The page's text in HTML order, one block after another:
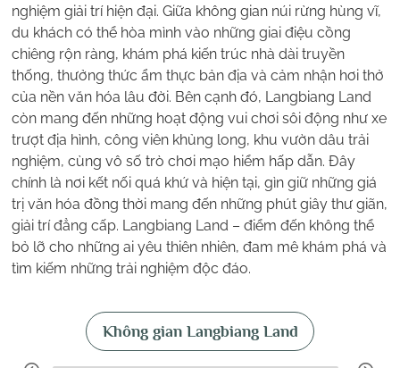
nghiệm giải trí hiện đại. Giữa không gian núi rừng hùng vĩ,
du khách có thể hòa mình vào những giai điệu cồng
chiêng rộn ràng, khám phá kiến trúc nhà dài truyền
thống, thưởng thức ẩm thực bản địa và cảm nhận hơi thở
của nền văn hóa lâu đời. Bên cạnh đó, Langbiang Land
còn mang đến những hoạt động vui chơi sôi động như xe
trượt địa hình, công viên khủng long, khu vườn dâu trải
nghiệm, cùng vô số trò chơi mạo hiểm hấp dẫn. Đây
chính là nơi kết nối quá khứ và hiện tại, gìn giữ những giá
trị văn hóa đồng thời mang đến những phút giây thư giãn,
giải trí đẳng cấp. Langbiang Land – điểm đến không thể
bỏ lỡ cho những ai yêu thiên nhiên, đam mê khám phá và
tìm kiếm những trải nghiệm độc đáo.
Không gian Langbiang Land